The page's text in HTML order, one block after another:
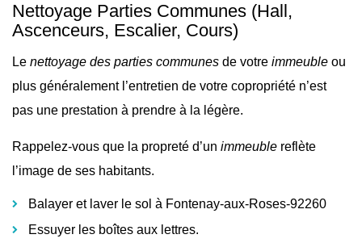
Nettoyage Parties Communes (Hall,
Ascenceurs, Escalier, Cours)
Le nettoyage des parties communes de votre immeuble ou
plus généralement l’entretien de votre copropriété n’est
pas une prestation à prendre à la légère.
Rappelez-vous que la propreté d’un immeuble reflète
l’image de ses habitants.
Balayer et laver le sol à Fontenay-aux-Roses-92260
Essuyer les boîtes aux lettres.